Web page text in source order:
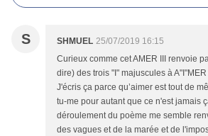
S SHMUEL 25/07/2019 16:15
Curieux comme cet AMER III renvoie
dire) des trois "I" majuscules à
J'écris ça parce qu’aimer est tout de
tu-me pour autant que ce n'est jamais
déroulement du poème me semble
des vagues et de la marée et de